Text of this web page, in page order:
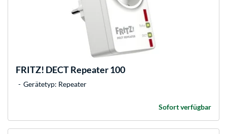
FRITZ! DECT Repeater 100
Gerätetyp: Repeater
Sofort verfügbar